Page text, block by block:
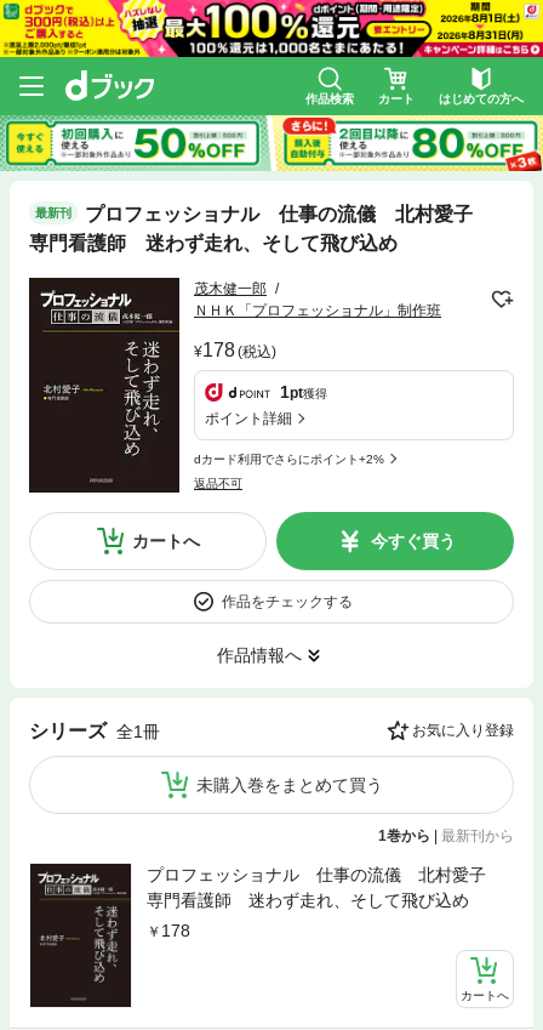
作品検索 カート はじめての方へ
最新刊
プロフェッショナル 仕事の流儀 北村愛子
専門看護師 迷わず走れ、そして飛び込め
茂木健一郎
ＮＨＫ「プロフェッショナル」制作班
178(税込)
1pt獲得
ポイント詳細
dカード利用でさらにポイント+2%
返品不可
カートへ 今すぐ買う
作品をチェックする
作品情報へ
シリーズ 全1冊 お気に入り登録
未購入巻をまとめて買う
1巻から | 最新刊から
プロフェッショナル 仕事の流儀 北村愛子
専門看護師 迷わず走れ、そして飛び込め
178
カートへ